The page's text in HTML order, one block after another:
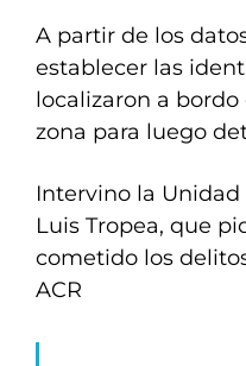
A partir de los
establecer las
localizaron a
zona para luego
Intervino la Unidad
Luis Tropea, que
cometido los
ACR